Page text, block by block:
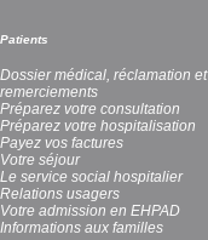
Patients
Dossier médical, réclamation et
remerciements
Préparez votre consultation
Préparez votre hospitalisation
Payez vos factures
Votre séjour
Le service social hospitalier
Relations usagers
Votre admission en EHPAD
Informations aux familles